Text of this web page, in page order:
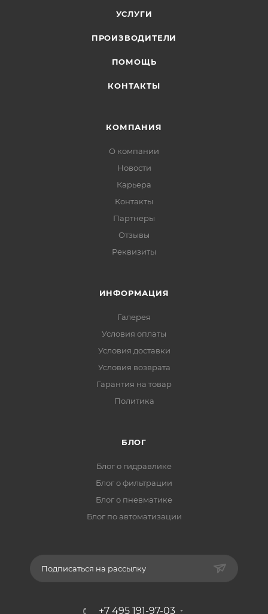
УСЛУГИ
ПРОИЗВОДИТЕЛИ
ПОМОЩЬ
КОНТАКТЫ
КОМПАНИЯ
О компании
Новости
Карьера
Контакты
Партнеры
Отзывы
Реквизиты
ИНФОРМАЦИЯ
Галерея
Условия оплаты
Условия доставки
Условия возврата
Гарантия на товар
Политика
БЛОГ
Блог о гидравлике
Блог о фильтрации
Блог о пневматике
Блог по автоматизации
Подписаться на рассылку
+7 495 191-97-03